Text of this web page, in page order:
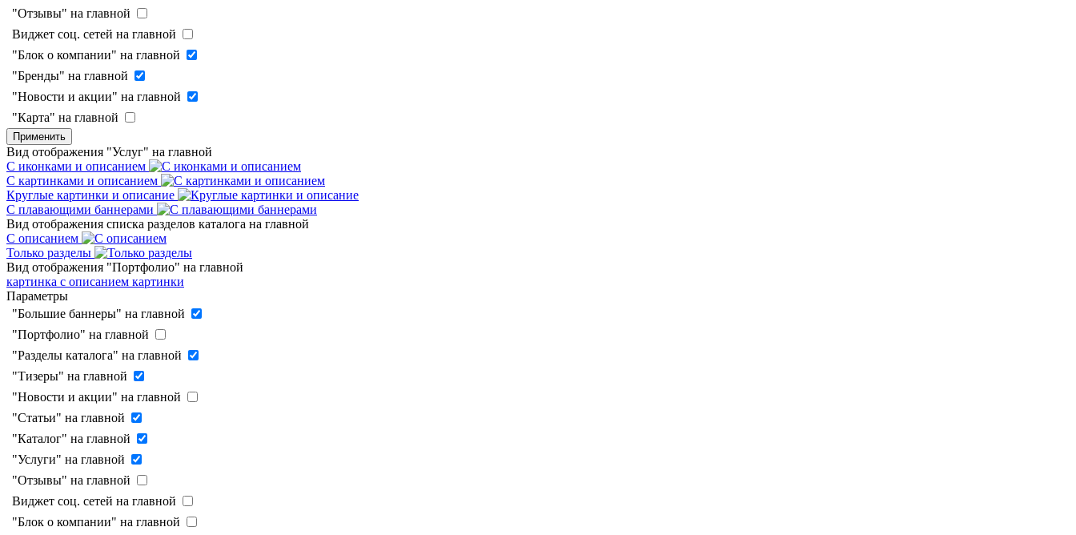
"Отзывы" на главной
Виджет соц. сетей на главной
"Блок о компании" на главной
"Бренды" на главной
"Новости и акции" на главной
"Карта" на главной
Применить
Вид отображения "Услуг" на главной
С иконками и описанием
С картинками и описанием
Круглые картинки и описание
С плавающими баннерами
Вид отображения списка разделов каталога на главной
С описанием
Только разделы
Вид отображения "Портфолио" на главной
картинка с описанием картинки
Параметры
"Большие баннеры" на главной
"Портфолио" на главной
"Разделы каталога" на главной
"Тизеры" на главной
"Новости и акции" на главной
"Статьи" на главной
"Каталог" на главной
"Услуги" на главной
"Отзывы" на главной
Виджет соц. сетей на главной
"Блок о компании" на главной